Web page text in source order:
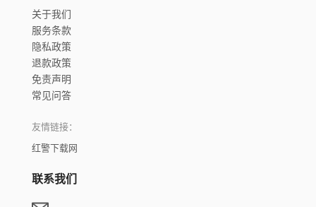
关于我们
服务条款
隐私政策
退款政策
免责声明
常见问答
友情链接：
红警下载网
联系我们